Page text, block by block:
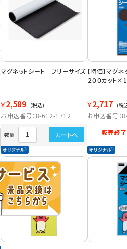
マグネットシート フリーサイズ
￥2,589 (税込)
お申込番号：8-612-1712
数量: カートへ
【特価】マグ
２００カット
￥2,717 (税
お申込番号
販売終了